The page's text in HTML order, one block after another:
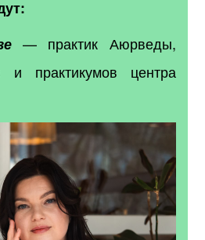
— практик Аюрведы,
и практикумов центра